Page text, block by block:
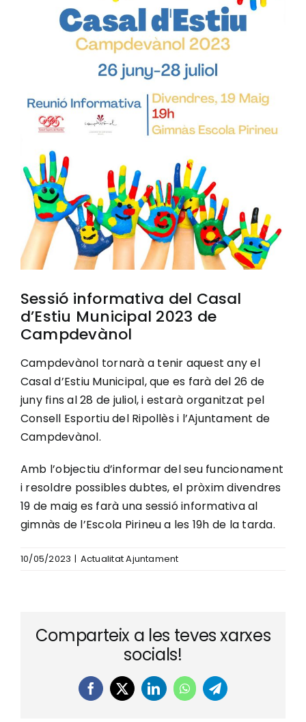
Actualitat
Cerca
Sessió informativa del Casal
d’Estiu Municipal 2023 de
Campdevànol
Campdevànol tornarà a tenir aquest any el
Casal d’Estiu Municipal, que es farà del 26 de
juny fins al 28 de juliol, i estarà organitzat pel
Consell Esportiu del Ripollès i l’Ajuntament de
Campdevànol.
Amb l’objectiu d’informar del seu funcionament
i resoldre possibles dubtes, el pròxim divendres
19 de maig es farà una sessió informativa al
gimnàs de l’Escola Pirineu a les 19h de la tarda.
10/05/2023 | Actualitat Ajuntament
Comparteix a les teves xarxes
socials!
Facebook
X LinkedInWhatsAppTelegram